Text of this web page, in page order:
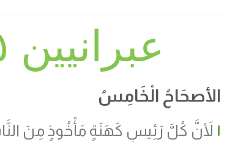
عبرانيين ٥
الأصحَاحُ الْخَامِسُ
١ لأَنَّ كُلَّ رَئِيسِ كَهَنَةٍ مَأْخُوذٍ مِنَ